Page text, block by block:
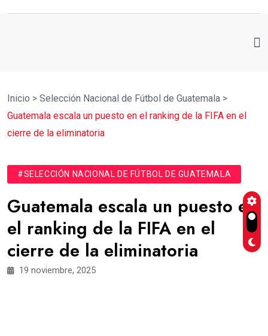
Inicio > Selección Nacional de Fútbol de Guatemala >
Guatemala escala un puesto en el ranking de la FIFA en el
cierre de la eliminatoria
#SELECCIÓN NACIONAL DE FÚTBOL DE GUATEMALA
Guatemala escala un puesto en
el ranking de la FIFA en el
cierre de la eliminatoria
19 noviembre, 2025